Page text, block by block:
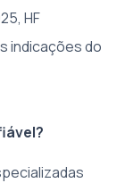
HF
indicações do